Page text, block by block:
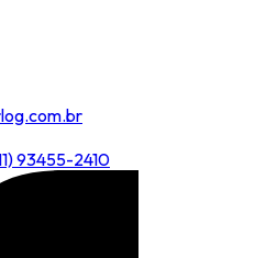
93455-2410